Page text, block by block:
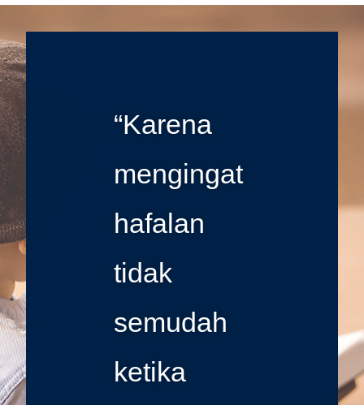
“Karena
mengingat
hafalan
tidak
semudah
ketika